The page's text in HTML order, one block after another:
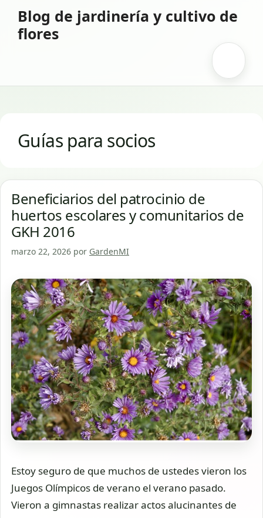
contenido
Blog de jardinería y cultivo de
flores
Guías para socios
Beneficiarios del patrocinio de
huertos escolares y comunitarios de
GKH 2016
marzo 22, 2026 por GardenMI
Estoy seguro de que muchos de ustedes vieron los
Juegos Olímpicos de verano el verano pasado.
Vieron a gimnastas realizar actos alucinantes de